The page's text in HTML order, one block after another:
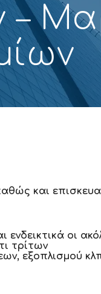
–
και
οι
τρίτων
εξοπλισμού